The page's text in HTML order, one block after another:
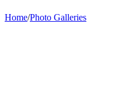
Home/Photo Galleries